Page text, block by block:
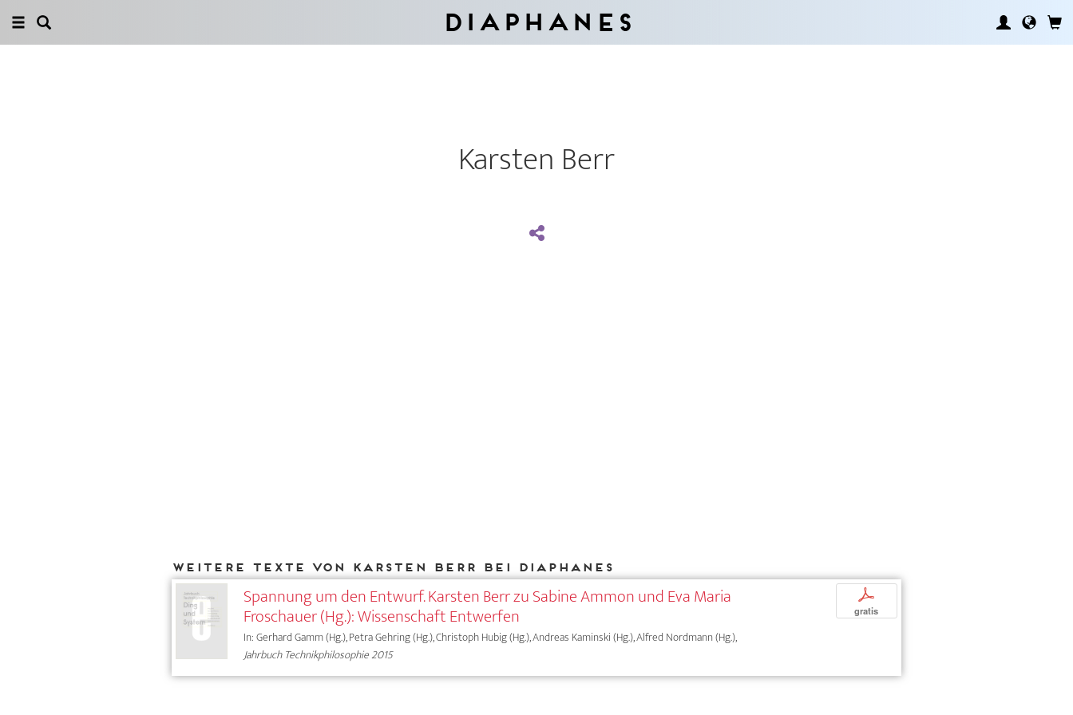
Diaphanes
Karsten Berr
Weitere Texte von Karsten Berr bei DIAPHANES
Spannung um den Entwurf. Karsten Berr zu Sabine Ammon und Eva Maria
Froschauer (Hg.): Wissenschaft Entwerfen
In: Gerhard Gamm (Hg.), Petra Gehring (Hg.), Christoph Hubig (Hg.), Andreas Kaminski (Hg.), Alfred Nordmann (Hg.),
Jahrbuch Technikphilosophie 2015
p
gratis